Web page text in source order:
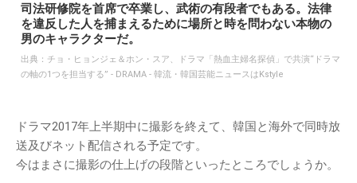
司法研修院を首席で卒業し、武術の有段者でもある。法律
を違反した人を捕まえるために場所と時を問わない本物の
男のキャラクターだ。
出典： チョ・ヒョンジェ＆ホン・スア、ドラマ「熱血主婦名探偵」で共演“ドラマ
の軸の1つを担当する” - DRAMA - 韓流・韓国芸能ニュースはKstyle
ドラマ2017年上半期中に撮影を終えて、韓国と海外で同時放
送及びネット配信される予定です。
今はまさに撮影の仕上げの段階といったところでしょうか。